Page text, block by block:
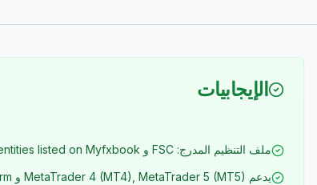
الإيجابيات
ملف التنظيم المدرج: FSC و Additional entities listed on Myfxbook
يدعم MetaTrader 4 (MT4), MetaTrader 5 (MT5) و Web Platform